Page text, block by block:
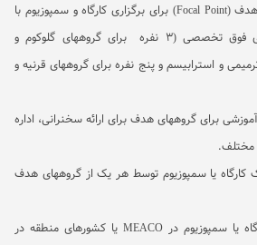
هدف (Focal Point) برای برگزاری کارگاه و سمپوزیوم با
تخصصی (3 نفره
برای گروههای گلوکوم و
و استرابیسم و پنج نفره برای گروههای قرنیه و
برای گروههای هدف برای ارائه سخنرانی، اداره
مختلف.
کارگاه یا سمپوزیوم توسط هر یک از گروههای هدف
MEACO یا کشورهای منطقه در